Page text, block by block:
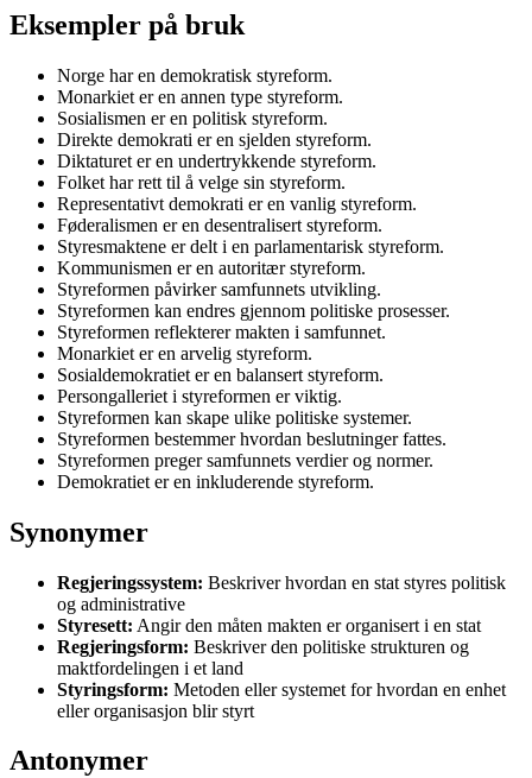
Eksempler på bruk
Norge har en demokratisk styreform.
Monarkiet er en annen type styreform.
Sosialismen er en politisk styreform.
Direkte demokrati er en sjelden styreform.
Diktaturet er en undertrykkende styreform.
Folket har rett til å velge sin styreform.
Representativt demokrati er en vanlig styreform.
Føderalismen er en desentralisert styreform.
Styresmaktene er delt i en parlamentarisk styreform.
Kommunismen er en autoritær styreform.
Styreformen påvirker samfunnets utvikling.
Styreformen kan endres gjennom politiske prosesser.
Styreformen reflekterer makten i samfunnet.
Monarkiet er en arvelig styreform.
Sosialdemokratiet er en balansert styreform.
Persongalleriet i styreformen er viktig.
Styreformen kan skape ulike politiske systemer.
Styreformen bestemmer hvordan beslutninger fattes.
Styreformen preger samfunnets verdier og normer.
Demokratiet er en inkluderende styreform.
Synonymer
Regjeringssystem: Beskriver hvordan en stat styres politisk
og administrative
Styresett: Angir den måten makten er organisert i en stat
Regjeringsform: Beskriver den politiske strukturen og
maktfordelingen i et land
Styringsform: Metoden eller systemet for hvordan en enhet
eller organisasjon blir styrt
Antonymer